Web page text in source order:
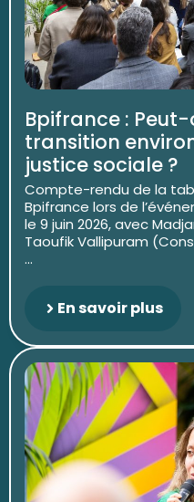
Bpifrance :
transition
justice sociale ?
Compte-rendu de la
Bpifrance lors de
le 9 juin 2026, avec
Taoufik Vallipuram
...
En savoir plus